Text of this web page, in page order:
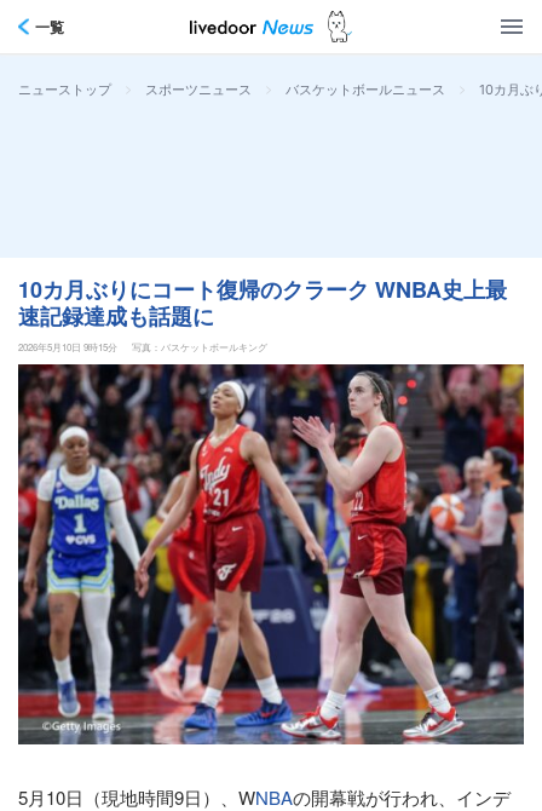
一覧
ニューストップ > スポーツニュース > バスケットボールニュース > 10カ月ぶ
10カ月ぶりにコート復帰のクラーク WNBA史上最
速記録達成も話題に
2026年5月10日 9時15分 写真：バスケットボールキング
5月10日（現地時間9日）、WNBAの開幕戦が行われ、インデ